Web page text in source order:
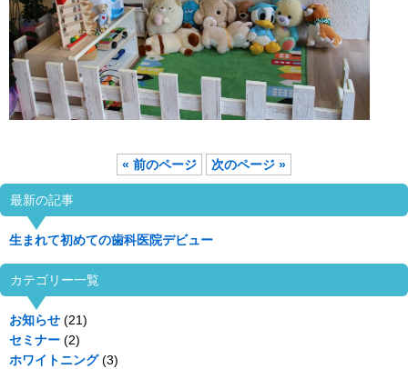
« 前のページ 次のページ »
最新の記事
生まれて初めての歯科医院デビュー
カテゴリー一覧
お知らせ (21)
セミナー (2)
ホワイトニング(3)